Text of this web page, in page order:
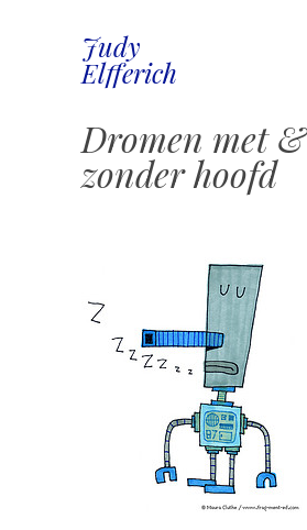
Judy
Elfferich
Spring
naar
Dromen met &
zonder hoofd